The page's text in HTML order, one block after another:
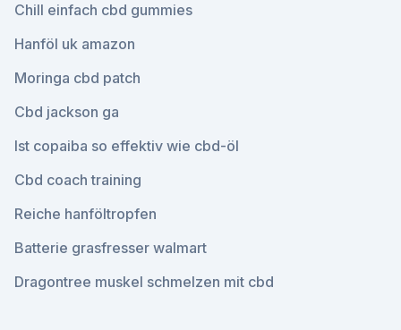
Chill einfach cbd gummies
Hanföl uk amazon
Moringa cbd patch
Cbd jackson ga
Ist copaiba so effektiv wie cbd-öl
Cbd coach training
Reiche hanföltropfen
Batterie grasfresser walmart
Dragontree muskel schmelzen mit cbd